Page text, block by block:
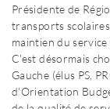
Présidente de
transports
maintien du service
C'est désormais
Gauche (élus PS,
d'Orientation